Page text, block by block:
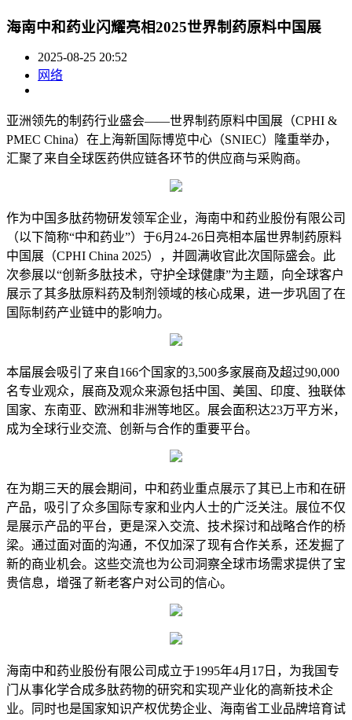
海南中和药业闪耀亮相2025世界制药原料中国展
2025-08-25 20:52
网络
亚洲领先的制药行业盛会——世界制药原料中国展（CPHI &
PMEC China）在上海新国际博览中心（SNIEC）隆重举办，
汇聚了来自全球医药供应链各环节的供应商与采购商。
作为中国多肽药物研发领军企业，海南中和药业股份有限公司
（以下简称“中和药业”）于6月24-26日亮相本届世界制药原料
中国展（CPHI China 2025），并圆满收官此次国际盛会。此
次参展以“创新多肽技术，守护全球健康”为主题，向全球客户
展示了其多肽原料药及制剂领域的核心成果，进一步巩固了在
国际制药产业链中的影响力。
本届展会吸引了来自166个国家的3,500多家展商及超过90,000
名专业观众，展商及观众来源包括中国、美国、印度、独联体
国家、东南亚、欧洲和非洲等地区。展会面积达23万平方米，
成为全球行业交流、创新与合作的重要平台。
在为期三天的展会期间，中和药业重点展示了其已上市和在研
产品，吸引了众多国际专家和业内人士的广泛关注。展位不仅
是展示产品的平台，更是深入交流、技术探讨和战略合作的桥
梁。通过面对面的沟通，不仅加深了现有合作关系，还发掘了
新的商业机会。这些交流也为公司洞察全球市场需求提供了宝
贵信息，增强了新老客户对公司的信心。
海南中和药业股份有限公司成立于1995年4月17日，为我国专
门从事化学合成多肽药物的研究和实现产业化的高新技术企
业。同时也是国家知识产权优势企业、海南省工业品牌培育试